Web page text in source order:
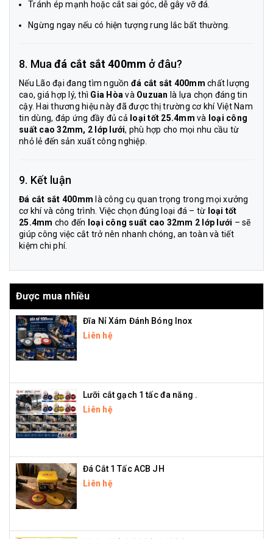
Tránh ép mạnh hoặc cắt sai góc, dễ gây vỡ đá.
Ngừng ngay nếu có hiện tượng rung lắc bất thường.
8. Muađá cắt sắt 400mm ở đâu?
Nếu Lão đại đang tìm nguồn đá cắt sắt 400mm chất lượng
cao, giá hợp lý, thì Gia Hòa và Ouzuan là lựa chọn đáng tin
cậy. Hai thương hiệu này đã được thị trường cơ khí Việt Nam
tin dùng, đáp ứng đầy đủ cả loại tốt 25.4mm và
loại công
suất cao 32mm, 2 lớp lưới, phù hợp cho mọi nhu cầu từ
nhỏ lẻ đến sản xuất công nghiệp.
9. Kết luận
Đá cắt sắt 400mm là công cụ quan trọng trong mọi xưởng
cơ khí và công trình. Việc chọn đúng loại đá – từ loại tốt
25.4mm cho đến loại công suất cao 32mm 2 lớp lưới – sẽ
giúp công việc cắt trở nên nhanh chóng, an toàn và tiết
kiệm chi phí.
Được mua nhiều
Đĩa Nỉ Xám Đánh Bóng Inox
Liên hệ
Lưỡi cắt gạch 1 tấc đa năng .
Liên hệ
Đá Cắt 1 Tấc ACB JH
Liên hệ